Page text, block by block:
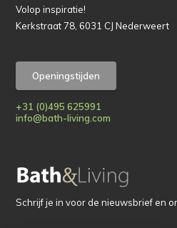
Volop inspiratie!
Kerkstraat 78, 6031 CJ Nederweert
Openingstijden
+31 (0)495 625991
info@bath-living.com
Schrijf je in voor de nieuwsbrief en